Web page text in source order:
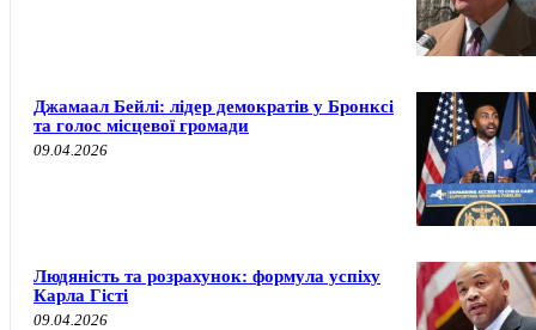
Джамаал Бейлі: лідер демократів у Бронксі
та голос місцевої громади
09.04.2026
Людяність та розрахунок: формула успіху
Карла Гісті
09.04.2026